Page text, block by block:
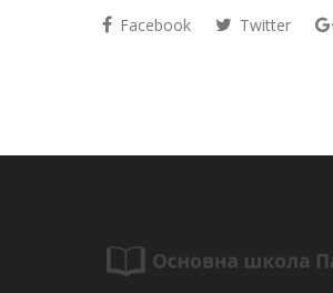
Facebook Twitter